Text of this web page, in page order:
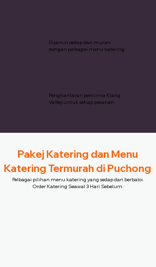
Dijamin sedap dan murah
dengan pelbagai menu katering.
Penghantaran percuma Klang
Valley untuk setiap pesanan.
Pakej Katering dan Menu
Katering Termurah di Puchong
Pelbagai pilihan menu katering yang sedap dan berbaloi.
Order Katering Seawal 3 Hari Sebelum.